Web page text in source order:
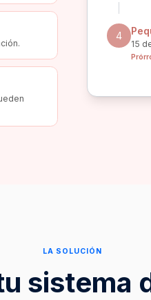
4
15
LA SOLUCIÓN
sistema